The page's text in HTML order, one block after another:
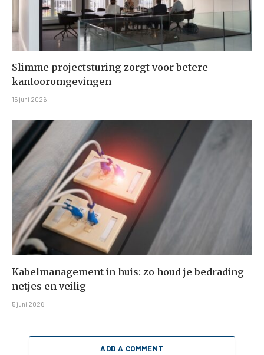
Slimme projectsturing zorgt voor betere
kantooromgevingen
15 juni 2026
Kabelmanagement in huis: zo houd je bedrading
netjes en veilig
5 juni 2026
ADD A COMMENT